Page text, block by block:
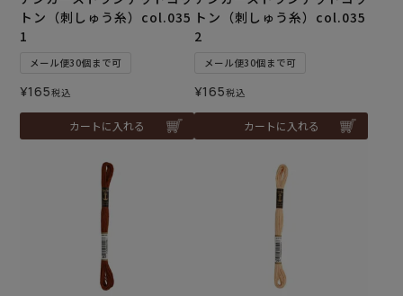
トン（刺しゅう糸）col.035
1
メール便30個まで可
¥165税込
カートに入れる
トン（刺しゅう糸）col.035
2
メール便30個まで可
¥165税込
カートに入れる